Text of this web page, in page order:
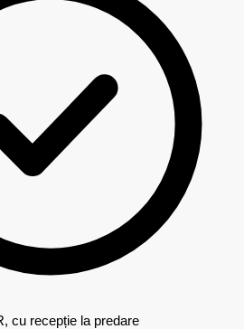
cu recepție la predare